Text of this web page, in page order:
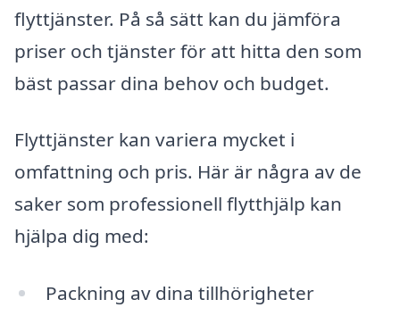
flyttjänster. På så sätt kan du jämföra
priser och tjänster för att hitta den som
bäst passar dina behov och budget.
Flyttjänster kan variera mycket i
omfattning och pris. Här är några av de
saker som professionell flytthjälp kan
hjälpa dig med:
Packning av dina tillhörigheter